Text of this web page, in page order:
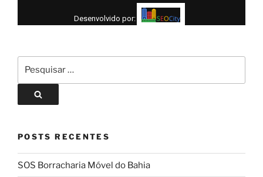
Desenvolvido por:
POSTS RECENTES
SOS Borracharia Móvel do Bahia